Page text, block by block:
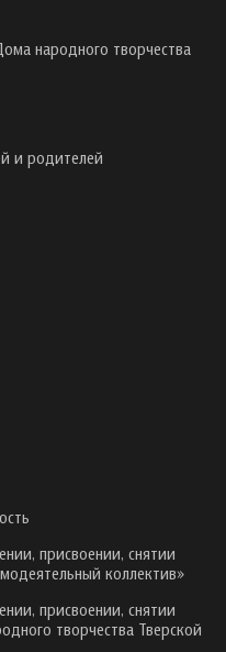
народного творчества
и родителей
присвоении, снятии
коллектив»
присвоении, снятии
творчества Тверской